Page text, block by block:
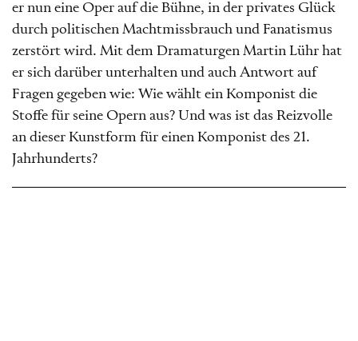
er nun eine Oper auf die Bühne, in der privates Glück
durch politischen Machtmissbrauch und Fanatismus
zerstört wird. Mit dem Dramaturgen Martin Lühr hat
er sich darüber unterhalten und auch Antwort auf
Fragen gegeben wie: Wie wählt ein Komponist die
Stoffe für seine Opern aus? Und was ist das Reizvolle
an dieser Kunstform für einen Komponist des 21.
Jahrhunderts?